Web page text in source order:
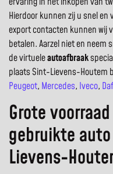
Hierdoor kunnen zij u snel en
export contacten kunnen wij
betalen. Aarzel niet en neem
de virtueleautoafbraak
plaats Sint-Lievens-Houtem
Peugeot, Mercedes, Iveco, Daf
Grote
gebruikte
Lievens-